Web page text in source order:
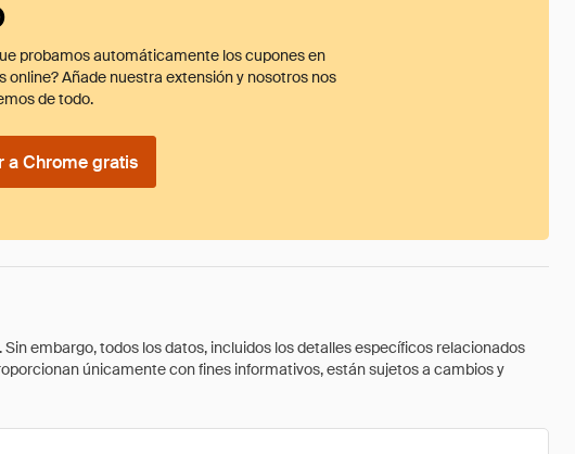
probamos automáticamente los cupones en
online? Añade nuestra extensión y nosotros nos
de todo.
a Chrome gratis
embargo, todos los datos, incluidos los detalles específicos relacionados
únicamente con fines informativos, están sujetos a cambios y